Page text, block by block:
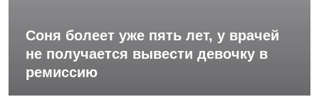
Соня болеет уже пять лет, у врачей
не получается вывести девочку в
ремиссию